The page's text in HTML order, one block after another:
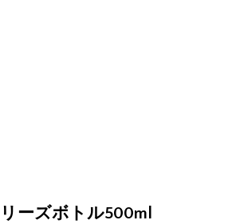
ーズボトル500ml